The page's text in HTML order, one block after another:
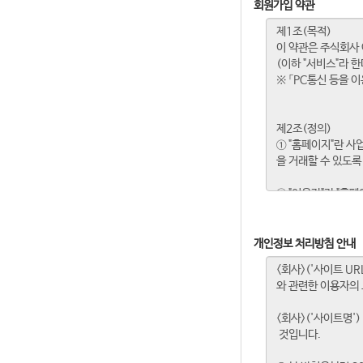
회원가입 약관
개인정보 처리방침 안내